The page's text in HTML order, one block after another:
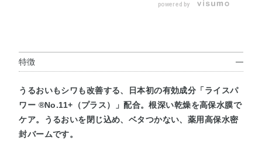
powered by
特徴
うるおいもシワも改善する、日本初の有効成分「ライスパ
ワー ®No.11+（プラス）」配合。根深い乾燥を高保水膜で
ケア。うるおいを閉じ込め、ベタつかない、薬用高保水密
封バームです。